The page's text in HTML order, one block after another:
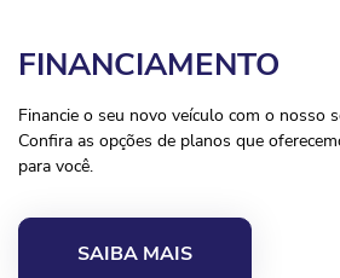
FINANCIAMENTO
Financie o seu novo veículo com o nosso
Confira as opções de planos que
para você.
SAIBA MAIS